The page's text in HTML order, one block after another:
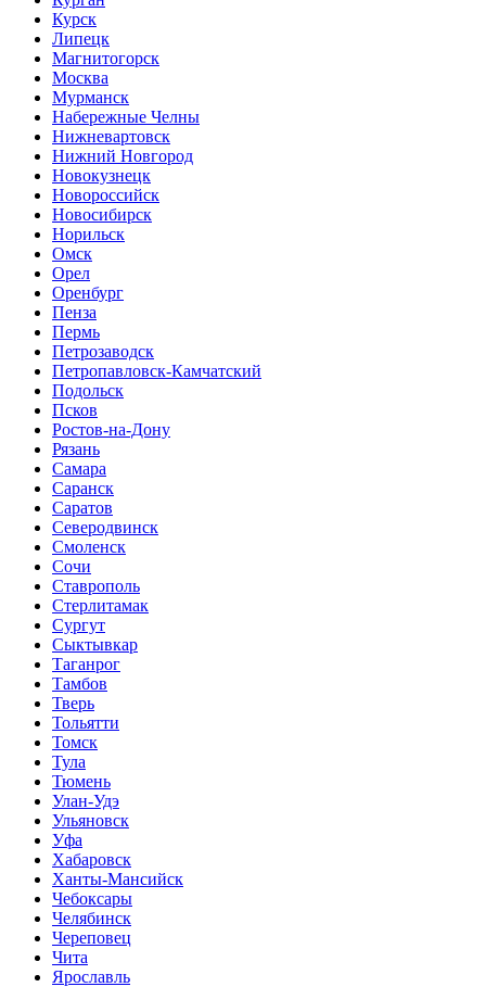
Курск
Липецк
Магнитогорск
Москва
Мурманск
Набережные Челны
Нижневартовск
Нижний Новгород
Новокузнецк
Новороссийск
Новосибирск
Норильск
Омск
Орел
Оренбург
Пенза
Пермь
Петрозаводск
Петропавловск-Камчатский
Подольск
Псков
Ростов-на-Дону
Рязань
Самара
Саранск
Саратов
Северодвинск
Смоленск
Сочи
Ставрополь
Стерлитамак
Сургут
Сыктывкар
Таганрог
Тамбов
Тверь
Тольятти
Томск
Тула
Тюмень
Улан-Удэ
Ульяновск
Уфа
Хабаровск
Ханты-Мансийск
Чебоксары
Челябинск
Череповец
Чита
Ярославль